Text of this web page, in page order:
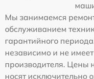
Мы занимаемся
обслуживанием
гарантийного
независимо и не
производителя. Цены
носят исключительно